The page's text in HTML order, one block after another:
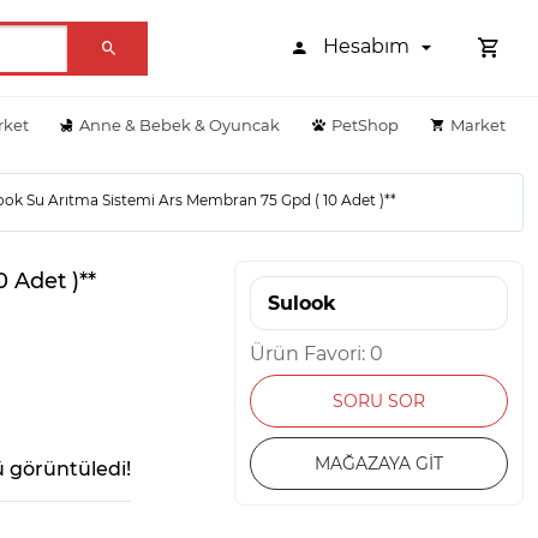
Hesabım
Anne & Bebek & Oyuncak PetShop Market
Su Arıtma Sistemi Ars Membran 75 Gpd ( 10 Adet )**
Adet )**
Sulook
Ürün Favori: 0
SORU SOR
MAĞAZAYA GİT
görüntüledi!